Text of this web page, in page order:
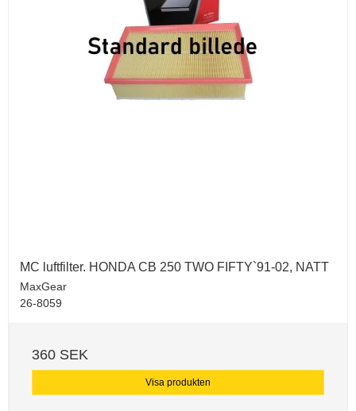
MC luftfilter. HONDA CB 250 TWO FIFTY`91-02, NATT
MaxGear
26-8059
360 SEK
Visa produkten